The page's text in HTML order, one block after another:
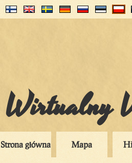
Wirtualny
Strona główna Mapa